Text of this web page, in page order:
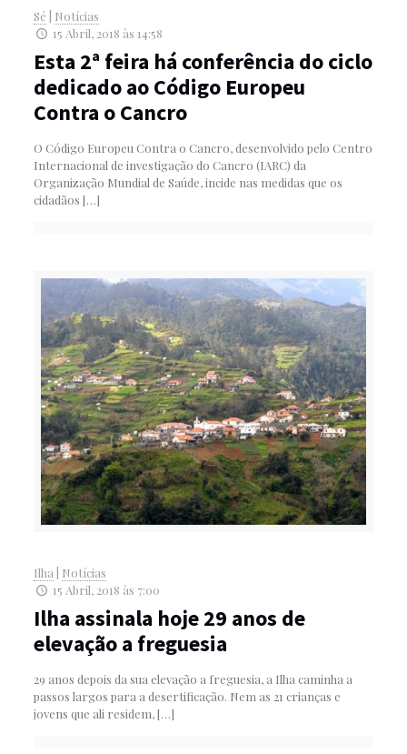
Sé
Notícias
15 Abril, 2018 às 14:58
Esta 2ª feira há conferência do ciclo
dedicado ao Código Europeu
Contra o Cancro
O Código Europeu Contra o Cancro, desenvolvido pelo Centro
Internacional de investigação do Cancro (IARC) da
Organização Mundial de Saúde, incide nas medidas que os
cidadãos […]
Ilha
Notícias
15 Abril, 2018 às 7:00
Ilha assinala hoje 29 anos de
elevação a freguesia
29 anos depois da sua elevação a freguesia, a Ilha caminha a
passos largos para a desertificação. Nem as 21 crianças e
jovens que ali residem,[…]